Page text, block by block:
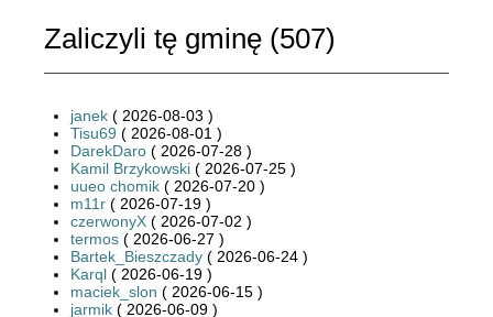
Zaliczyli tę gminę (507)
janek ( 2026-08-03 )
Tisu69 ( 2026-08-01 )
DarekDaro ( 2026-07-28 )
Kamil Brzykowski ( 2026-07-25 )
uueo chomik ( 2026-07-20 )
m11r ( 2026-07-19 )
czerwonyX ( 2026-07-02 )
termos ( 2026-06-27 )
Bartek_Bieszczady ( 2026-06-24 )
Karql ( 2026-06-19 )
maciek_slon ( 2026-06-15 )
jarmik ( 2026-06-09 )